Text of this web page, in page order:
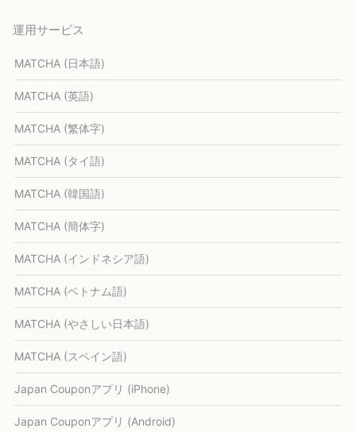
運用サービス
MATCHA (日本語)
MATCHA (英語)
MATCHA (繁体字)
MATCHA (タイ語)
MATCHA (韓国語)
MATCHA (簡体字)
MATCHA (インドネシア語)
MATCHA (ベトナム語)
MATCHA (やさしい日本語)
MATCHA (スペイン語)
Japan Couponアプリ (iPhone)
Japan Couponアプリ (Android)